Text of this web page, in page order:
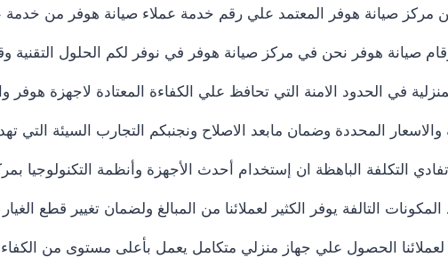
صيانة هوفر المعتمد علي رقم خدمة عملاء صيانة هوفر من خدمة
صيانة هوفر نحن في مركز صيانة هوفر في نوفر لكم الحلول التقنية
في الحدود الامنة التي تحافظ علي الكفاءة المعتادة لاجهزة
المحددة وضمان مابعد الاصلاح ونجنبكم التجارب السيئة التي
التكلفة الباهظة ان إستخدام أحدث الأجهزة وأنظمة التكنولوجيا
التالفة يوفر الكثير لعملائنا من المبالغ ولضمان تغيير قطع
الحصول علي جهاز منزلي متكامل يعمل بأعلى مستوى من الكفاءة